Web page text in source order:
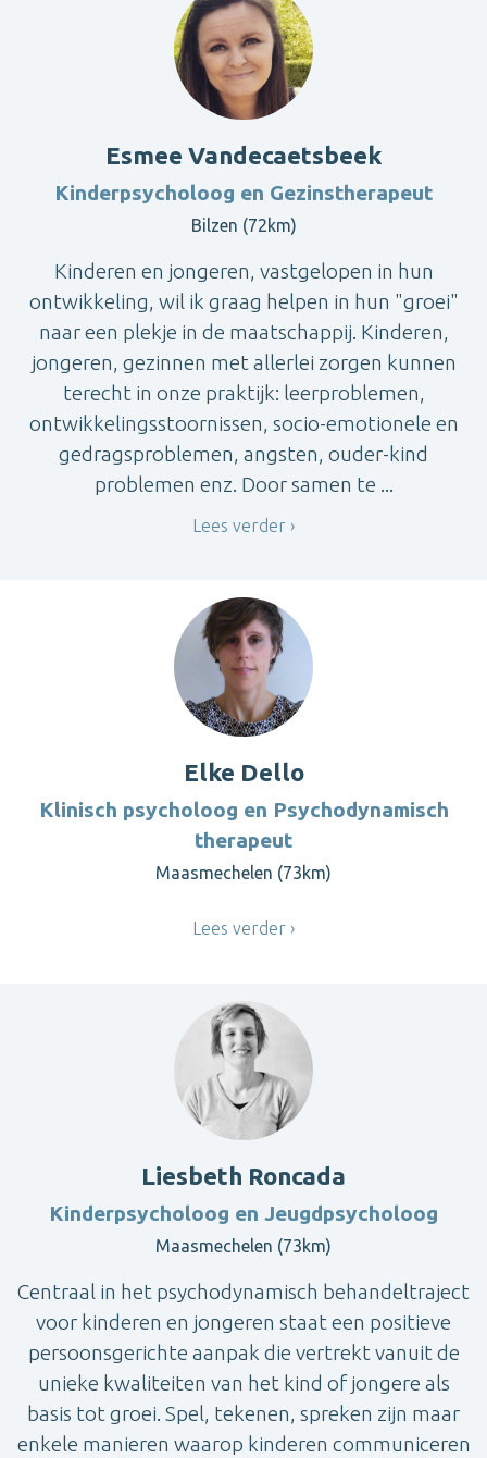
Esmee Vandecaetsbeek
Kinderpsycholoog en Gezinstherapeut
Bilzen (72km)
Kinderen en jongeren, vastgelopen in hun
ontwikkeling, wil ik graag helpen in hun "groei"
naar een plekje in de maatschappij. Kinderen,
jongeren, gezinnen met allerlei zorgen kunnen
terecht in onze praktijk: leerproblemen,
ontwikkelingsstoornissen, socio-emotionele en
gedragsproblemen, angsten, ouder-kind
problemen enz. Door samen te ...
Lees verder
Elke Dello
Klinisch psycholoog en Psychodynamisch
therapeut
Maasmechelen (73km)
Lees verder
Liesbeth Roncada
Kinderpsycholoog en Jeugdpsycholoog
Maasmechelen (73km)
Centraal in het psychodynamisch behandeltraject
voor kinderen en jongeren staat een positieve
persoonsgerichte aanpak die vertrekt vanuit de
unieke kwaliteiten van het kind of jongere als
basis tot groei. Spel, tekenen, spreken zijn maar
enkele manieren waarop kinderen communiceren